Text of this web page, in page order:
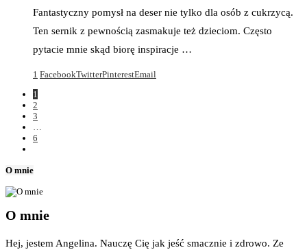
Fantastyczny pomysł na deser nie tylko dla osób z cukrzycą.
Ten sernik z pewnością zasmakuje też dzieciom. Często
pytacie mnie skąd biorę inspiracje …
1 FacebookTwitterPinterestEmail
1
2
3
6
O mnie
O mnie
Hej, jestem Angelina. Nauczę Cię jak jeść smacznie i zdrowo. Ze